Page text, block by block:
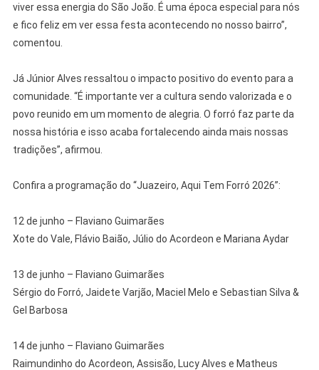
viver essa energia do São João. É uma época especial para nós
e fico feliz em ver essa festa acontecendo no nosso bairro”,
comentou.
Já Júnior Alves ressaltou o impacto positivo do evento para a
comunidade. “É importante ver a cultura sendo valorizada e o
povo reunido em um momento de alegria. O forró faz parte da
nossa história e isso acaba fortalecendo ainda mais nossas
tradições”, afirmou.
Confira a programação do “Juazeiro, Aqui Tem Forró 2026”:
12 de junho – Flaviano Guimarães
Xote do Vale, Flávio Baião, Júlio do Acordeon e Mariana Aydar
13 de junho – Flaviano Guimarães
Sérgio do Forró, Jaidete Varjão, Maciel Melo e Sebastian Silva &
Gel Barbosa
14 de junho – Flaviano Guimarães
Raimundinho do Acordeon, Assisão, Lucy Alves e Matheus